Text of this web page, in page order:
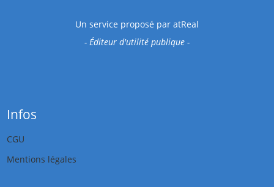
Un service proposé par atReal
- Éditeur d'utilité publique -
Infos
CGU
Mentions légales